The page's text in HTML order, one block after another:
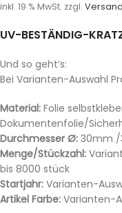
inkl. 19 % MwSt. zzgl.
UV-BESTÄNDIG-
Und so geht’s:
Bei Varianten-Auswahl
Material: Folie
Dokumentenfolie/
Durchmesser Ø: 30mm
Menge/Stückzahl:
bis 8000 stück
Startjahr: Varianten-
Artikel Farbe: Varianten-